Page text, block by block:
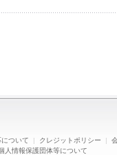
ついて | クレジットポリシー |
人情報保護団体等について